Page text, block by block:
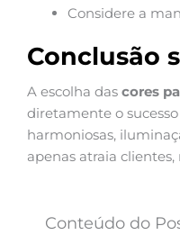
Considere a
Conclusão
A escolha das cores
diretamente o
harmoniosas,
apenas atraia
Conteúdo do